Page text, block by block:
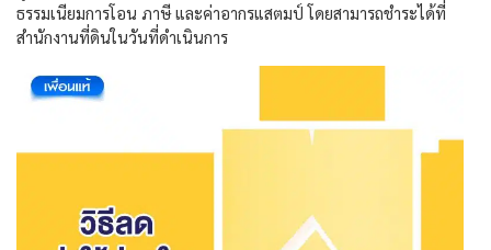
ธรรมเนียมการโอน ภาษี และค่าอากรแสตมป์ โดยสามารถชำระได้ที่
สำนักงานที่ดินในวันที่ดำเนินการ